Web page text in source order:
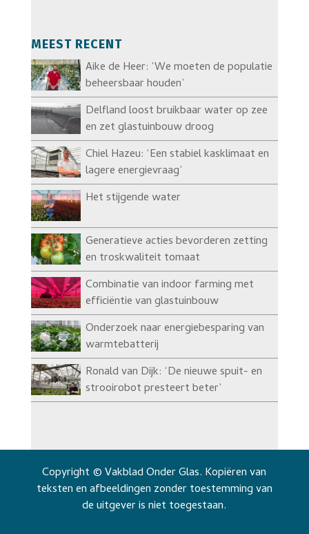
MEEST RECENT
Aike de Heer: ‘We moeten de populatie
beheersbaar houden’
Delfland loost bruikbaar water op zee
en zet glastuinbouw droog
Chiel Hazeu: ‘Een stabiel kasklimaat en
lagere energievraag’
Het stijgende water
Generatieve acties bevorderen zetting
en troskwaliteit tomaat
Combinatie van indoor farming met
efficiëntie van glastuinbouw
Onderzoek naar energiebesparing van
warmtebatterij
Ronald van Dijk: ‘De nieuwe spuit- en
strooirobot presteert beter’
Copyright © Vakblad Onder Glas. Kopiëren van
teksten en afbeeldingen zonder toestemming van
de uitgever is niet toegestaan.